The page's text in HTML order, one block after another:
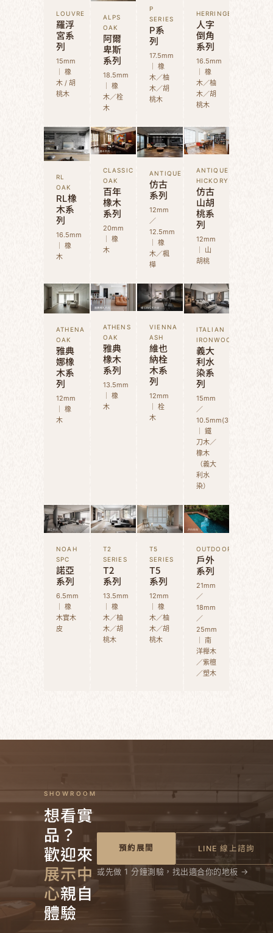
LOUVRE
羅浮
宮系
列
15mm
｜ 橡
木 / 胡
桃木
ALPS
OAK
阿爾
卑斯
系列
18.5mm
｜ 橡
木／栓
木
P
SERIES
P系
列
17.5mm
｜ 橡
木／柚
木／胡
桃木
HERRINGBONE
人字
倒角
系列
16.5mm
｜ 橡
木／柚
木／胡
桃木
RL
OAK
RL橡
木系
列
16.5mm
｜ 橡
木
CLASSIC
OAK
百年
橡木
系列
20mm
｜ 橡
木
ANTIQUE
仿古
系列
12mm
／
12.5mm
｜ 橡
木／楓
樺
ANTIQUE
HICKORY
仿古
山胡
桃系
列
12mm
｜ 山
胡桃
ATHENA
OAK
雅典
娜橡
木系
列
12mm
｜ 橡
木
ATHENS
OAK
雅典
橡木
系列
13.5mm
｜ 橡
木
VIENNA
ASH
維也
納栓
木系
列
12mm
｜ 栓
木
ITALIAN
IRONWOOD
義大
利水
染系
列
15mm
／
10.5mm(3D)
｜ 鐵
刀木／
橡木
（義大
利水
染）
NOAH
SPC
諾亞
系列
6.5mm
｜ 橡
木實木
皮
T2
SERIES
T2
系列
13.5mm
｜ 橡
木／柚
木／胡
桃木
T5
SERIES
T5
系列
12mm
｜ 橡
木／柚
木／胡
桃木
OUTDOOR
戶外
系列
21mm
／
18mm
／
25mm
｜ 南
洋櫸木
／紫檀
／塑木
SHOWROOM
想看實
品？
歡迎來
展示中
心親自
體驗
預約展間 LINE 線上諮詢
或先做 1 分鐘測驗，找出適合你的地板 →